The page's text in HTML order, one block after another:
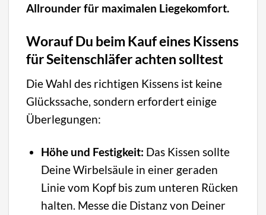
Allrounder für maximalen Liegekomfort.
Worauf Du beim Kauf eines Kissens
für Seitenschläfer achten solltest
Die Wahl des richtigen Kissens ist keine
Glückssache, sondern erfordert einige
Überlegungen:
Höhe und Festigkeit: Das Kissen sollte
Deine Wirbelsäule in einer geraden
Linie vom Kopf bis zum unteren Rücken
halten. Messe die Distanz von Deiner